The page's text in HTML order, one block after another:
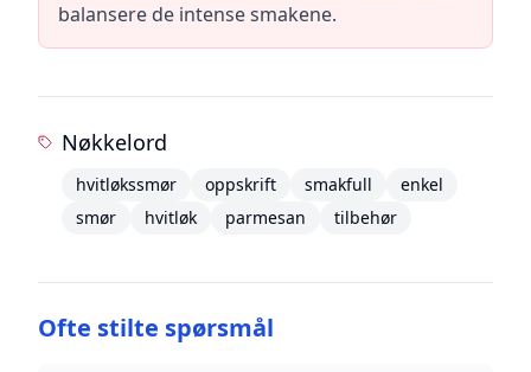
balansere de intense smakene.
Nøkkelord
hvitløkssmør oppskrift smakfull
enkel
smør
hvitløk parmesan tilbehør
Ofte stilte spørsmål